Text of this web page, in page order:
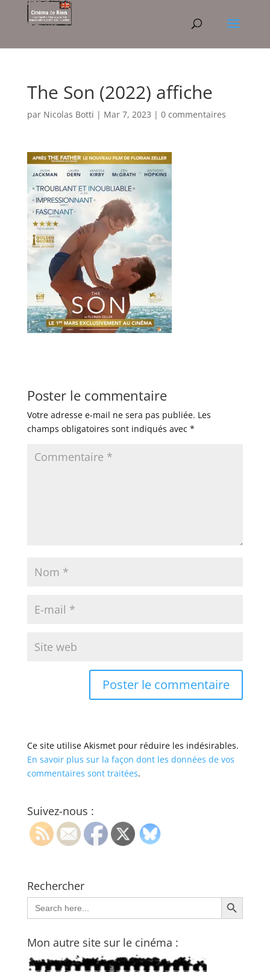
The Son (2022) affiche
par Nicolas Botti | Mar 7, 2023 | 0 commentaires
Poster le commentaire
Votre adresse e-mail ne sera pas publiée. Les
champs obligatoires sont indiqués avec *
Ce site utilise Akismet pour réduire les indésirables.
En savoir plus sur la façon dont les données de vos
commentaires sont traitées.
Suivez-nous :
Rechercher
Search
for:
Search Button
Mon autre site sur le cinéma :